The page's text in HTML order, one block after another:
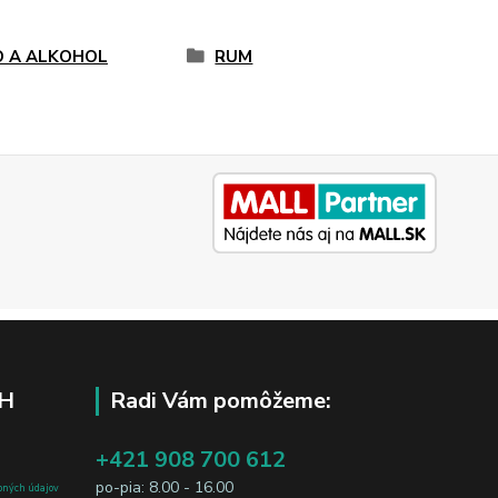
A ALKOHOL RUM
údajov
Radi Vám pomôžeme:
+421 908 700 612
po-pia: 8.00 - 16.00